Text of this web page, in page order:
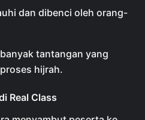
dan dibenci oleh orang-
tantangan yang
hijrah.
Real Class